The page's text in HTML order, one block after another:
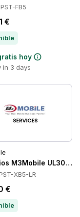
FB5
€
hoy
in 3 days
M3Mobile UL30-
XB5-LR
€